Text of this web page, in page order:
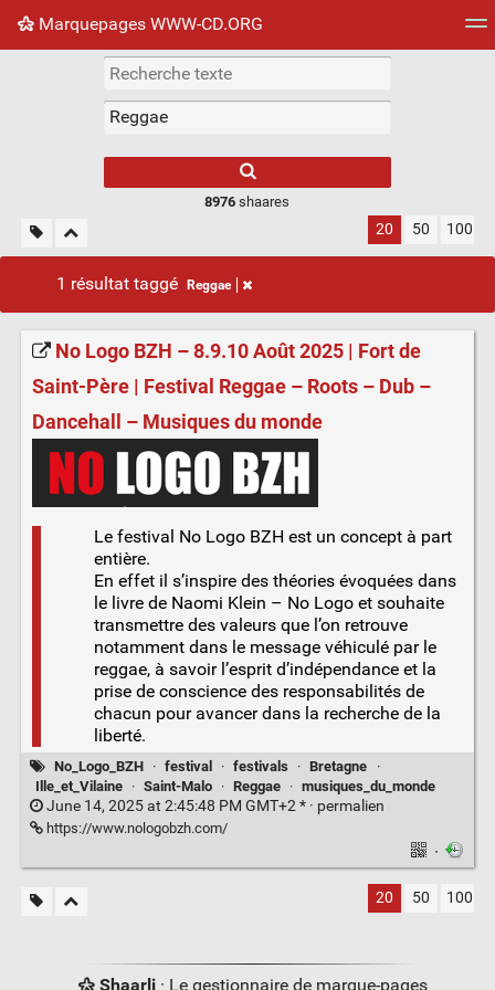
Marquepages WWW-CD.ORG
Nuage de tags Mur d'images
8976 shaares
20 50 100
1 résultat taggé Reggae
No Logo BZH – 8.9.10 Août 2025 | Fort de
Saint-Père | Festival Reggae – Roots – Dub –
Dancehall – Musiques du monde
Le festival No Logo BZH est un concept à part
entière.
En effet il s’inspire des théories évoquées dans
le livre de Naomi Klein – No Logo et souhaite
transmettre des valeurs que l’on retrouve
notamment dans le message véhiculé par le
reggae, à savoir l’esprit d’indépendance et la
prise de conscience des responsabilités de
chacun pour avancer dans la recherche de la
liberté.
No_Logo_BZH · festival · festivals · Bretagne
·
Ille_et_Vilaine
· Saint-Malo · Reggae · musiques_du_monde
June 14, 2025 at 2:45:48 PM GMT+2 * · permalien
https://www.nologobzh.com/
·
20 50 100
Shaarli· Le gestionnaire de marque-pages